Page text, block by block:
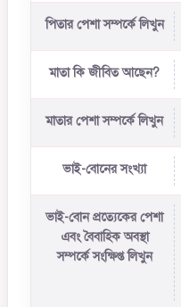
পিতার পেশা সম্পর্কে লিখুন
মাতা কি জীবিত আছেন?
মাতার পেশা সম্পর্কে লিখুন
ভাই-বোনের সংখ্যা
ভাই-বোন প্রত্যেকের পেশা
এবং বৈবাহিক অবস্থা
সম্পর্কে সংক্ষিপ্ত লিখুন